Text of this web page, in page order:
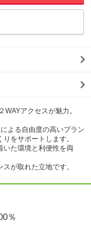
WAYアクセスが魅力。
よる自由度の高いプラン
をサポートします。
いた環境と利便性を両
が取れた立地です。
％